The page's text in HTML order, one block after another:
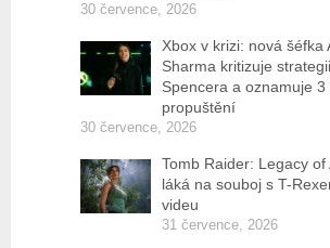
30 července, 2026
Xbox v krizi: nová šéfka
Sharma kritizuje
Spencera a oznamuje 3
propuštění
30 července, 2026
Tomb Raider: Legacy of
láká na souboj s T-
videu
31 července, 2026